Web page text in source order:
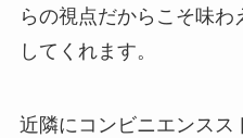
らの視点だからこそ味
してくれます。
近隣にコンビニエンスス